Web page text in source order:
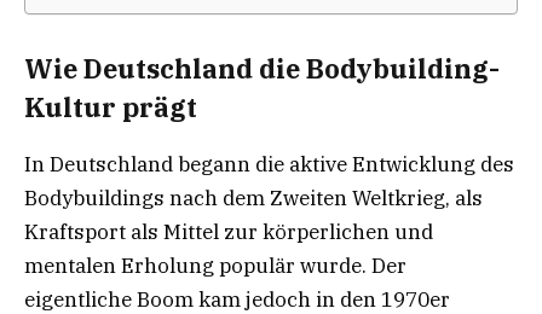
Wie Deutschland die Bodybuilding-
Kultur prägt
In Deutschland begann die aktive Entwicklung des
Bodybuildings nach dem Zweiten Weltkrieg, als
Kraftsport als Mittel zur körperlichen und
mentalen Erholung populär wurde. Der
eigentliche Boom kam jedoch in den 1970er